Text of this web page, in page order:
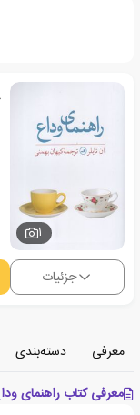
1
جزئیات
معرفی دسته‌بندی
معرفی کتاب راهنمای